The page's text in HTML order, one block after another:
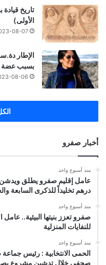
تاريخ قيادة
الأولى)
08-07
الإطار
بسبب عضة
08-06
الكل
أخبار صفرو
منذ أسبوع واحد
درهم تخليداً للذكرى السابعة
منذ أسبوع واحد
صفرو تعزز بنيتها البيئية..
للنفايات المنزلية
منذ أسبوع واحد
الحمى الانتخابية : رئيس
صحفي خلال تدشين مشروع